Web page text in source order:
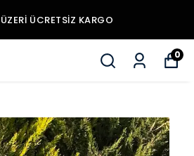
ÜCRETSIZ KARGO
0